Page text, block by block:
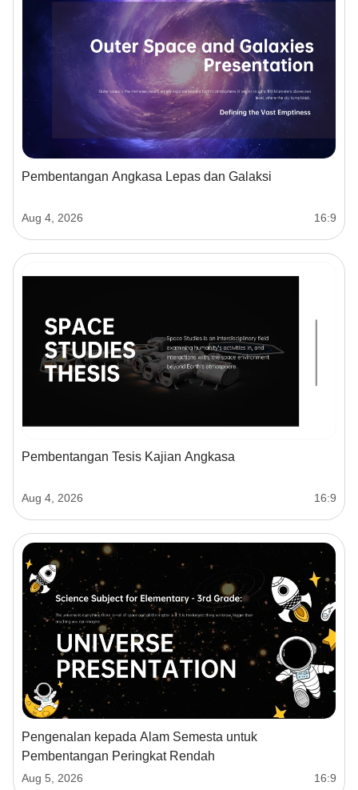
Pembentangan Angkasa Lepas dan Galaksi
Aug 4, 2026 16:9
Pembentangan Tesis Kajian Angkasa
Aug 4, 2026 16:9
Pengenalan kepada Alam Semesta untuk
Pembentangan Peringkat Rendah
Aug 5, 2026 16:9